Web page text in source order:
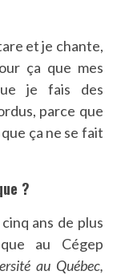
et je chante,
ça que mes
je fais des
parce que
ça ne se fait
?
ans de plus
au Cégep
au Québec,